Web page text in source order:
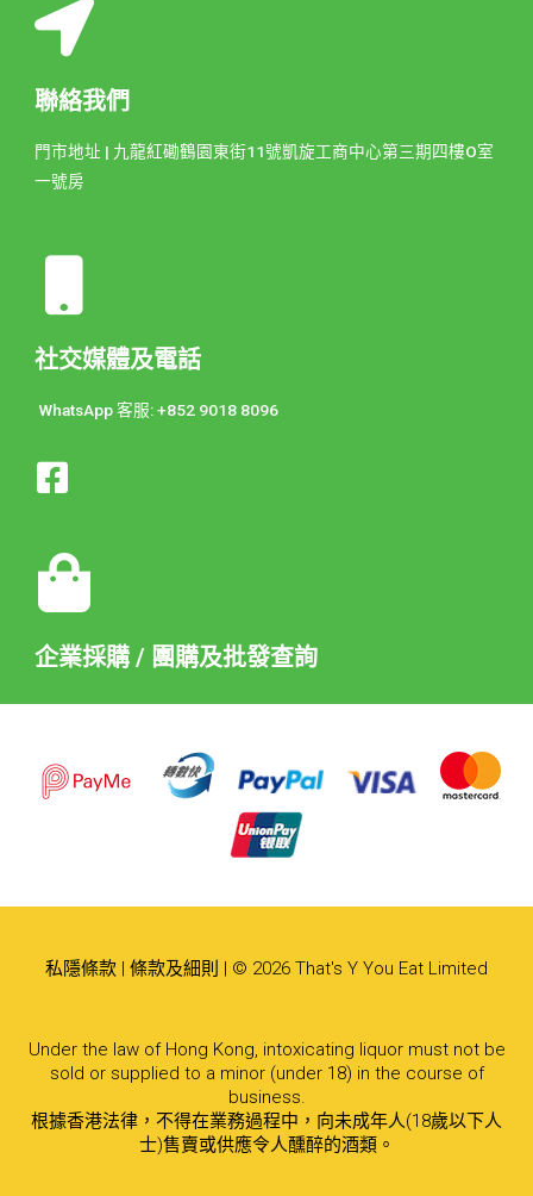
聯絡我們
門市地址 | 九龍紅磡鶴園東街11號凱旋工商中心第三期四樓O室
一號房
社交媒體及電話
WhatsApp 客服: +852 9018 8096
企業採購 / 團購及批發查詢
私隱條款 | 條款及細則 | © 2026 That's Y You Eat Limited
Under the law of Hong Kong, intoxicating liquor must not be
sold or supplied to a minor (under 18) in the course of
business.
根據香港法律，不得在業務過程中，向未成年人(18歲以下人
士)售賣或供應令人醺醉的酒類。